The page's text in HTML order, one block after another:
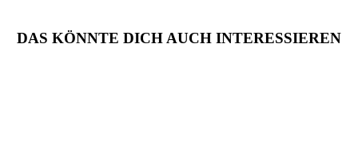
DAS KÖNNTE DICH AUCH INTERESSIEREN